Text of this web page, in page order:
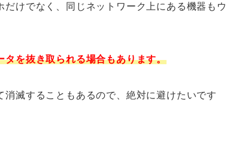
けでなく、同じネットワーク上にある機器もウ
タを抜き取られる場合もあります。
滅することもあるので、絶対に避けたいです